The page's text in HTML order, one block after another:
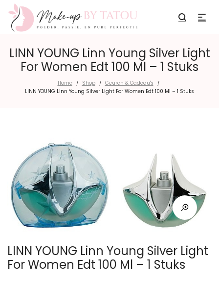
LINN YOUNG Linn Young Silver Light
For Women Edt 100 Ml – 1 Stuks
Home / Shop / Geuren & Cadeau's /
LINN YOUNG Linn Young Silver Light For Women Edt 100 Ml – 1 Stuks
LINN YOUNG Linn Young Silver Light
For Women Edt 100 Ml – 1 Stuks